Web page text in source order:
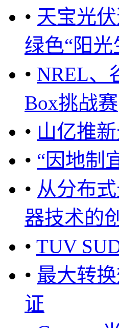
• 天宝光
绿色“阳光
• NREL、
Box挑战赛
• 山亿推
• “因地制
• 从分布
器技术的
• TUV
• 最大转
证